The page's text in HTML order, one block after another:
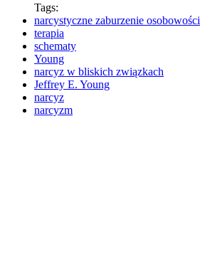
Tags:
narcystyczne zaburzenie osobowości
terapia
schematy
Young
narcyz w bliskich związkach
Jeffrey E. Young
narcyz
narcyzm